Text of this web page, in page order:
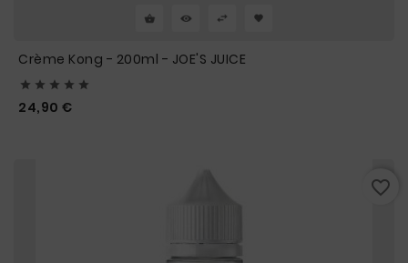
Crème Kong - 200ml - JOE'S JUICE
    
24,90 €
favorite_border